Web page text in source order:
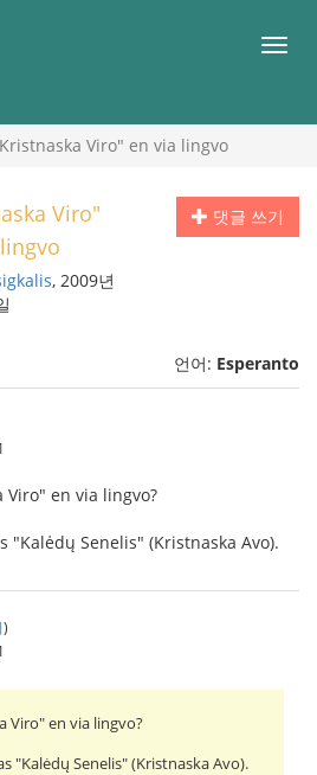
메
Viro" en via lingvo
댓글 쓰기
Viro"
, 2009년
언어: Esperanto
en via lingvo?
"Kalėdų Senelis" (Kristnaska Avo).
)
Viro" en via lingvo?
"Kalėdų Senelis" (Kristnaska Avo).